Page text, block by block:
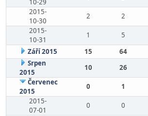
10-29
2015-
10-30
2 2
2015-
10-31
1 5
Září 2015
15 64
Srpen
2015
10 26
Červenec
2015
0 1
2015-
07-01
0 0